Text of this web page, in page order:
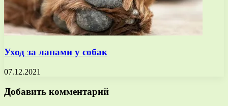
Уход за лапами у собак
07.12.2021
Добавить комментарий